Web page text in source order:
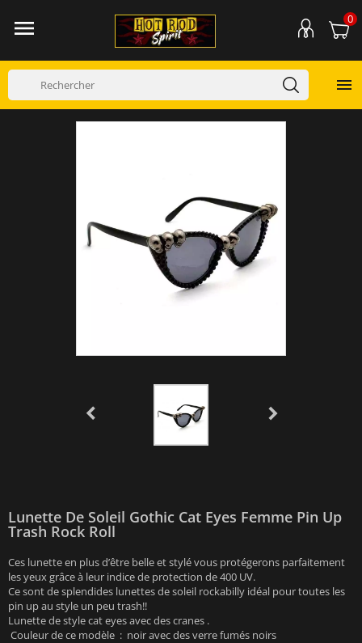
 0

Lunette De Soleil Gothic Cat Eyes Femme Pin Up
Trash Rock Roll
Ces lunette en plus d’être belle et stylé vous protégerons parfaitement
les yeux grâce à leur indice de protection de 400 UV.
Ce sont de splendides lunettes de soleil rockabilly idéal pour toutes les
pin up au style un peu trash!!
Lunette de style cat eyes avec des cranes .
Couleur de ce modèle : noir avec des verre fumés noirs